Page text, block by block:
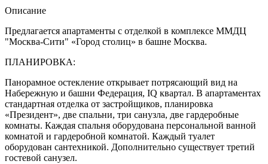
Описание
Предлагается апартаменты с отделкой в комплексе ММДЦ
"Москва-Сити" «Город столиц» в башне Москва.
ПЛАНИРОВКА:
Панорамное остекление открывает потрясающий вид на
Набережную и башни Федерация, IQ квартал. В апартаментах
стандартная отделка от застройщиков, планировка
«Президент», две спальни, три санузла, две гардеробные
комнаты. Каждая спальня оборудована персональной ванной
комнатой и гардеробной комнатой. Каждый туалет
оборудован сантехникой. Дополнительно существует третий
гостевой санузел.